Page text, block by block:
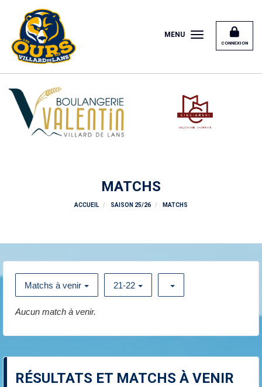
CONNEXION
MENU
MATCHS
ACCUEIL SAISON 25/26 MATCHS
Matchs à venir 21-22
Aucun match à venir.
RÉSULTATS ET MATCHS À VENIR
Panneau de gestion des cookies